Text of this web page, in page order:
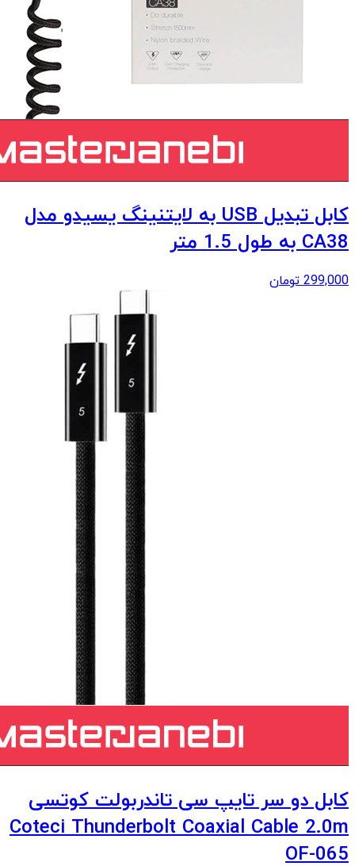
کابل تبدیل USB به لایتنینگ یسیدو مدل
CA38 به طول 1.5 متر
299,000 تومان
کابل دو سر تایپ سی تاندربولت کوتسی
Coteci Thunderbolt Coaxial Cable 2.0m
OF-065